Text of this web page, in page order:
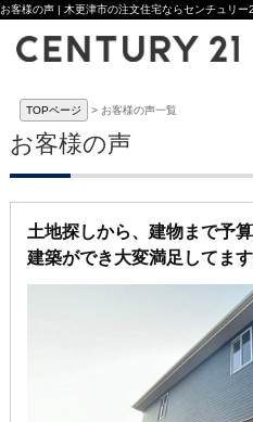
お客様の声 | 木更津市の注文住宅ならセンチュリー
TOPページ お客様の声一覧
お客様の声
土地探しから、建物まで予
建築ができ大変満足してま